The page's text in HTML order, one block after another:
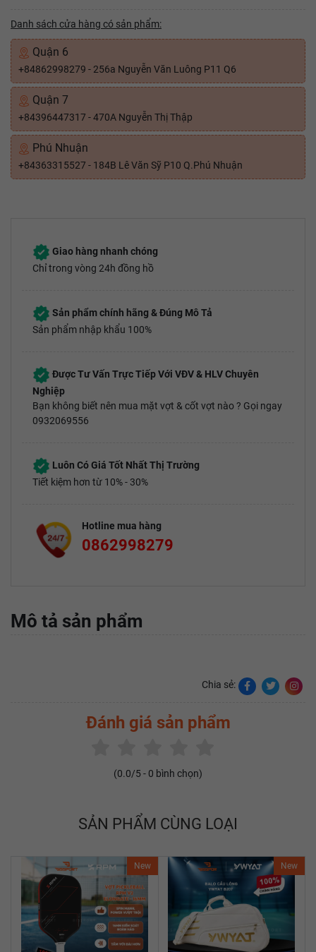
Danh sách cửa hàng có sản phẩm:
Quận 6
+84862998279 - 256a Nguyễn Văn Luông P11 Q6
Quận 7
+84396447317 - 470A Nguyễn Thị Thập
Phú Nhuận
+84363315527 - 184B Lê Văn Sỹ P10 Q.Phú Nhuận
Giao hàng nhanh chóng
Chỉ trong vòng 24h đồng hồ
Sản phẩm chính hãng & Đúng Mô Tả
Sản phẩm nhập khẩu 100%
Được Tư Vấn Trực Tiếp Với VĐV & HLV Chuyên
Nghiệp
Bạn không biết nên mua mặt vợt & cốt vợt nào ? Gọi ngay
0932069556
Luôn Có Giá Tốt Nhất Thị Trường
Tiết kiệm hơn từ 10% - 30%
Hotline mua hàng
0862998279
Mô tả sản phẩm
Chia sẻ:
Đánh giá sản phẩm
(0.0/5 - 0 bình chọn)
SẢN PHẨM CÙNG LOẠI
New New